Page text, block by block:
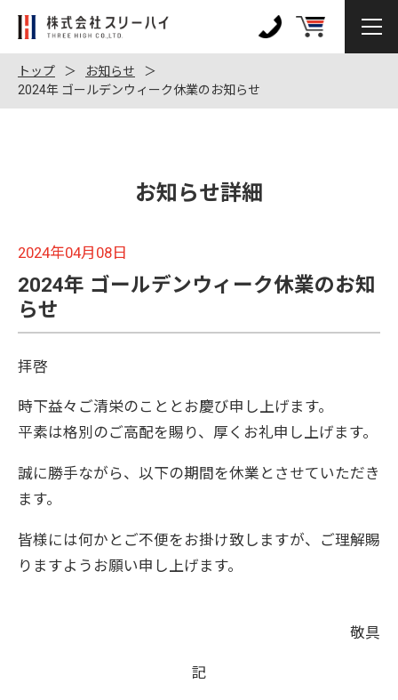
株
会
社
ス
128
トップ
お知らせ
2024年 ゴールデンウィーク休業のお知らせ
お知らせ詳細
2024年04月08日
2024年 ゴールデンウィーク休業のお知
らせ
拝啓
時下益々ご清栄のこととお慶び申し上げます。
平素は格別のご高配を賜り、厚くお礼申し上げます。
誠に勝手ながら、以下の期間を休業とさせていただき
ます。
皆様には何かとご不便をお掛け致しますが、ご理解賜
りますようお願い申し上げます。
敬具
記